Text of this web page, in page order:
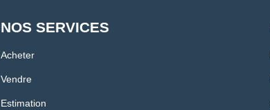
NOS SERVICES
Acheter
Vendre
Estimation